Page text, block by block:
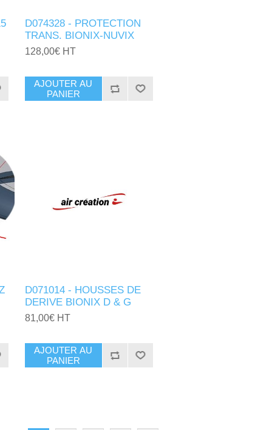
D074328 - PROTECTION
TRANS. BIONIX-NUVIX
128,00€ HT
AJOUTER AU
PANIER
D071014 - HOUSSES DE
DERIVE BIONIX D & G
81,00€ HT
AJOUTER AU
PANIER